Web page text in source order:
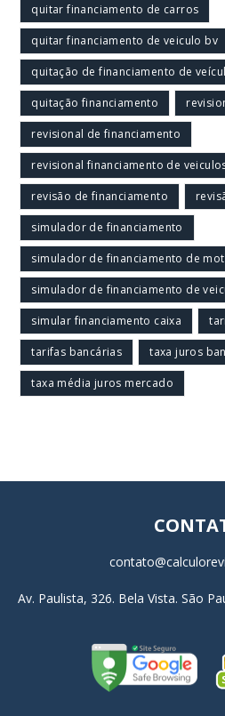
quitar financiamento de carros
quitar financiamento de veiculo bv
quitação de financiamento de
quitação financiamento
revisional de financiamento
revisional financiamento de
revisão de financiamento
simulador de financiamento
simulador de financiamento de
simulador de financiamento de
simular financiamento caixa
tarifas bancárias taxa juros
taxa média juros mercado
Av. Paulista, 326. Bela Vista. São